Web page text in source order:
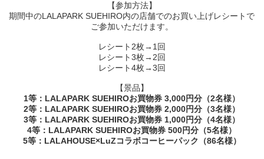
【参加方法】
期間中のLALAPARK SUEHIRO内の店舗でのお買い上げレシートで
ご参加いただけます。
レシート2枚→1回
レシート3枚→2回
レシート4枚→3回
【景品】
1等：LALAPARK SUEHIROお買物券 3,000円分（2名様）
2等：LALAPARK SUEHIROお買物券 2,000円分（3名様）
3等：LALAPARK SUEHIROお買物券 1,000円分（4名様）
4等：LALAPARK SUEHIROお買物券 500円分（5名様）
5等：LALAHOUSE×LuZコラボコーヒーパック（86名様）